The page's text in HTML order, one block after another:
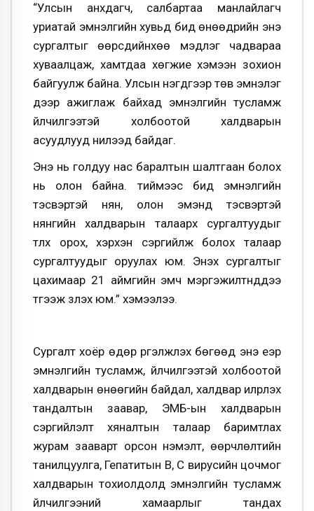
“Улсын анхдагч, салбартаа манлайлагч
уриатай эмнэлгийн хувьд бид өнөөдрийн энэ
сургалтыг өөрсдийнхөө мэдлэг чадвараа
хуваалцаж, хамтдаа хөгжие хэмээн зохион
байгуулж байна. Улсын нэгдүгээр төв эмнэлэг
дээр ажиглаж байхад эмнэлгийн тусламж
үйлчилгээтэй холбоотой халдварын
асуудлууд нилээд байдаг.
Энэ нь голдуу нас баралтын шалтгаан болох
нь олон байна. тиймээс бид эмнэлгийн
тэсвэртэй нян, олон эмэнд тэсвэртэй
нянгийн халдварын талаарх сургалтуудыг
түлхүү орох, хэрхэн сэргийлж болох талаар
сургалтуудыг оруулах юм. Энэхүү сургалтыг
цахимаар 21 аймгийн эмч мэргэжилтнүүддээ
түгээж үзүүлэх юм.” хэмээлээ.
Сургалт хоёр өдөр үргэлжлэх бөгөөд энэ үеэр
эмнэлгийн тусламж, үйлчилгээтэй холбоотой
халдварын өнөөгийн байдал, халдвар илрүүлэх
тандалтын заавар, ЭМБ-ын халдварын
сэргийлэлт хяналтын талаар баримтлах
журам зааварт орсон нэмэлт, өөрчлөлтийн
танилцуулга, Гепатитын В, С вирусийн цочмог
халдварын тохиолдолд эмнэлгийн тусламж
үйлчилгээний хамаарлыг тандах